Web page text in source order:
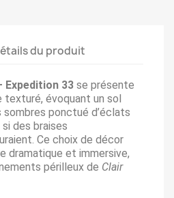
du produit
Expedition 33 se présente
texturé, évoquant un sol
ponctué d’éclats
des braises
Ce choix de décor
dramatique et immersive,
périlleux de Clair